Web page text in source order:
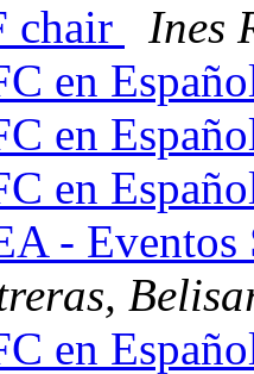
chair
Ines
en
en
en
- Eventos
en